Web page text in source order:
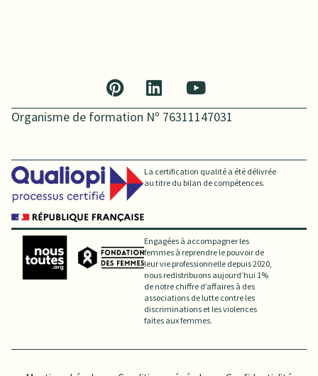
Organisme de formation Nº 76311147031
La certification qualité a été délivrée
au titre du bilan de compétences.
Engagées à accompagner les
femmes à reprendre le pouvoir de
leur vie professionnelle depuis 2020,
nous redistribuons aujourd’hui 1%
de notre chiffre d’affaires à des
associations de lutte contre les
discriminations et les violences
faites aux femmes.